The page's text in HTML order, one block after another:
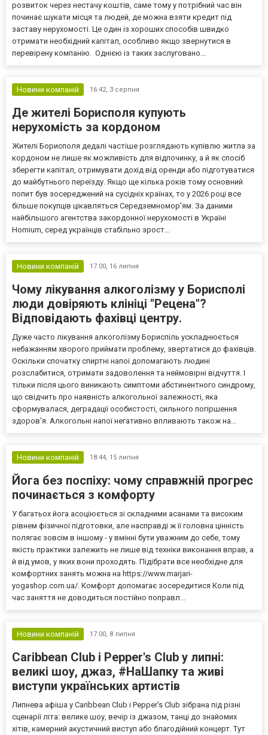
розвиток через нестачу коштів, саме тому у потрібний час він
починає шукати місця та людей, де можна взяти кредит під
заставу нерухомості. Це один із хороших способів швидко
отримати необхідний капітал, особливо якщо звернутися в
перевірену компанію. Однією із таких заслуговано...
Новини компаній 16:42, 3 серпня
Де жителі Борисполя купують
нерухомість за кордоном
Жителі Борисполя дедалі частіше розглядають купівлю житла за
кордоном не лише як можливість для відпочинку, а й як спосіб
зберегти капітал, отримувати дохід від оренди або підготуватися
до майбутнього переїзду. Якщо ще кілька років тому основний
попит був зосереджений на сусідніх країнах, то у 2026 році все
більше покупців цікавляться Середземномор'ям. За даними
найбільшого агентства закордонної нерухомості в Україні
Homium, серед українців стабільно зрост...
Новини компаній 17:00, 16 липня
Чому лікування алкоголізму у Борисполі
люди довіряють клініці "Рецена"?
Відповідають фахівці центру.
Дуже часто лікування алкоголізму Бориспіль ускладнюється
небажанням хворого приймати проблему, звертатися до фахівців.
Оскільки спочатку спиртні напої допомагають людині
розслабитися, отримати задоволення та неймовірні відчуття. І
тільки після цього виникають симптоми абстинентного синдрому,
що свідчить про наявність алкогольної залежності, яка
сформувалася, деградації особистості, сильного погіршення
здоров'я. Алкогольні напої негативно впливають також на...
Новини компаній 18:44, 15 липня
Йога без поспіху: чому справжній прогрес
починається з комфорту
У багатьох йога асоціюється зі складними асанами та високим
рівнем фізичної підготовки, але насправді ж її головна цінність
полягає зовсім в іншому - у вмінні бути уважним до себе, тому
якість практики залежить не лише від техніки виконання вправ, а
й від умов, у яких вони проходять. Підібрати все необхідне для
комфортних занять можна на https://www.marjari-
yogashop.com.ua/. Комфорт допомагає зосередитися Коли під
час заняття не доводиться постійно поправл...
Новини компаній 17:00, 8 липня
Caribbean Club і Pepper's Club у липні:
великі шоу, джаз, #НаШапку та живі
виступи українських артистів
Липнева афіша у Caribbean Club і Pepper's Club зібрана під різні
сценарії літа: велике шоу, вечір із джазом, танці до знайомих
хітів, камерний акустичний виступ або благодійний концерт. Тут